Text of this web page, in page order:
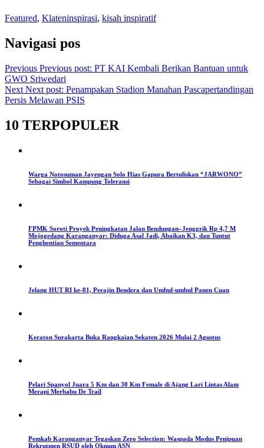
Featured, Klateninspirasi, kisah inspiratif
Navigasi pos
Previous Previous post: PT KAI Kembali Berikan Bantuan untuk
GWO Sriwedari
Next Next post: Penampakan Stadion Manahan Pascapertandingan
Persis Melawan PSIS
10 TERPOPULER
Warga Notosuman Jayengan Solo Hias Gapura Bertuliskan “JARWONO”
Sebagai Simbol Kampung Toleransi
FPMK Soroti Proyek Peningkatan Jalan Bendungan–Jenggrik Rp 4,7 M
Mojogedang Karanganyar: Diduga Asal Jadi, Abaikan K3, dan Tuntut
Penghentian Sementara
Jelang HUT RI ke-81, Perajin Bendera dan Umbul-umbul Panen Cuan
Keraton Surakarta Buka Rangkaian Sekaten 2026 Mulai 2 Agustus
Pelari Spanyol Juara 5 Km dan 30 Km Female di Ajang Lari Lintas Alam
Merapi Merbabu De Trail
Pemkab Karanganyar Tegaskan Zero Selection: Waspada Modus Penipuan
Rekrutmen RSUD oleh Oknum ASN